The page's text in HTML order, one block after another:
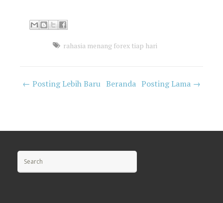
rahasia menang forex tiap hari
← Posting Lebih Baru Posting Lama →
Beranda